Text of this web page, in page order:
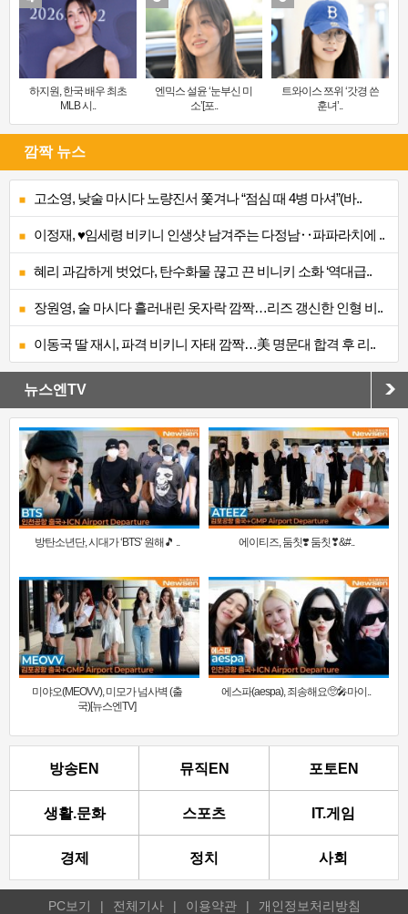
하지원, 한국 배우 최초
MLB 시..
엔믹스 설윤 ‘눈부신 미
소’[포..
트와이스 쯔위 ‘갓경 쓴
훈녀’..
깜짝 뉴스
고소영, 낮술 마시다 노량진서 쫓겨나 “점심 때 4병 마셔”(바..
이정재, ♥임세령 비키니 인생샷 남겨주는 다정남‥파파라치에 ..
혜리 과감하게 벗었다, 탄수화물 끊고 끈 비니키 소화 ‘역대급..
장원영, 술 마시다 흘러내린 옷자락 깜짝…리즈 갱신한 인형 비..
이동국 딸 재시, 파격 비키니 자태 깜짝…美 명문대 합격 후 리..
뉴스엔TV
방탄소년단, 시대가 ‘BTS’ 원해🎵 .. 에이티즈, 둠칫❣️ 둠칫❣&#..
미야오(MEOVV), 미모가 넘사벽 (출
국)[뉴스엔TV]
에스파(aespa), 죄송해요🥺🎤마이..
방송EN 뮤직EN 포토EN
생활.문화 스포츠 IT.게임
경제 정치 사회
PC보기 | 전체기사 | 이용약관 | 개인정보처리방침